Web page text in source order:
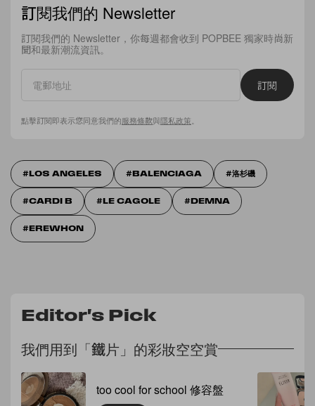
訂閱我們的 Newsletter
訂閱我們的 Newsletter，你每週都會收到 POPBEE 獨家時尚新
聞和最新潮流資訊。
訂閱
點擊訂閱即表示您同意我們的服務條款與隱私政策
LOS ANGELES BALENCIAGA 洛杉磯
CARDI B LE CAGOLE DEMNA
EREWHON
Editor's Pick
我們用到「鐵片」的彩妝空空賞
too cool for school 修容盤